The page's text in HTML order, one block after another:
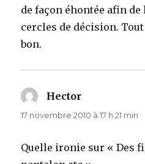
de façon éhontée afin de
cercles de décision. Tout
bon.
Hector
17 novembre 2010 à 17 h 21 min
Quelle ironie sur « Des